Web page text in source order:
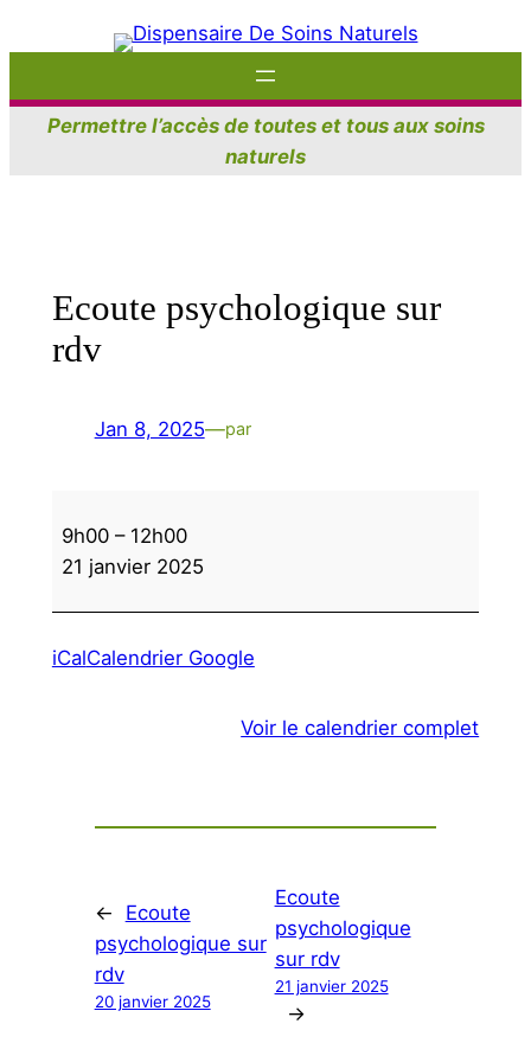
au
Permettre l’accès de toutes et tous aux soins
naturels
Ecoute psychologique sur
rdv
Jan 8, 2025—par
psychologique
sur
9h00 – 12h00
21 janvier 2025
iCalCalendrier Google
Voir le calendrier complet
←
Ecoute
psychologique sur
rdv
20 janvier 2025
Ecoute
psychologique
sur rdv
21 janvier 2025
→